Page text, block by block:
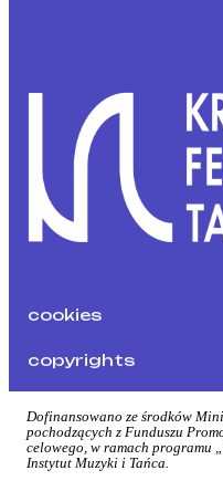
cookies
copyrights
Dofinansowano ze środków
pochodzących z Funduszu
celowego, w ramach programu
Instytut Muzyki i Tańca.